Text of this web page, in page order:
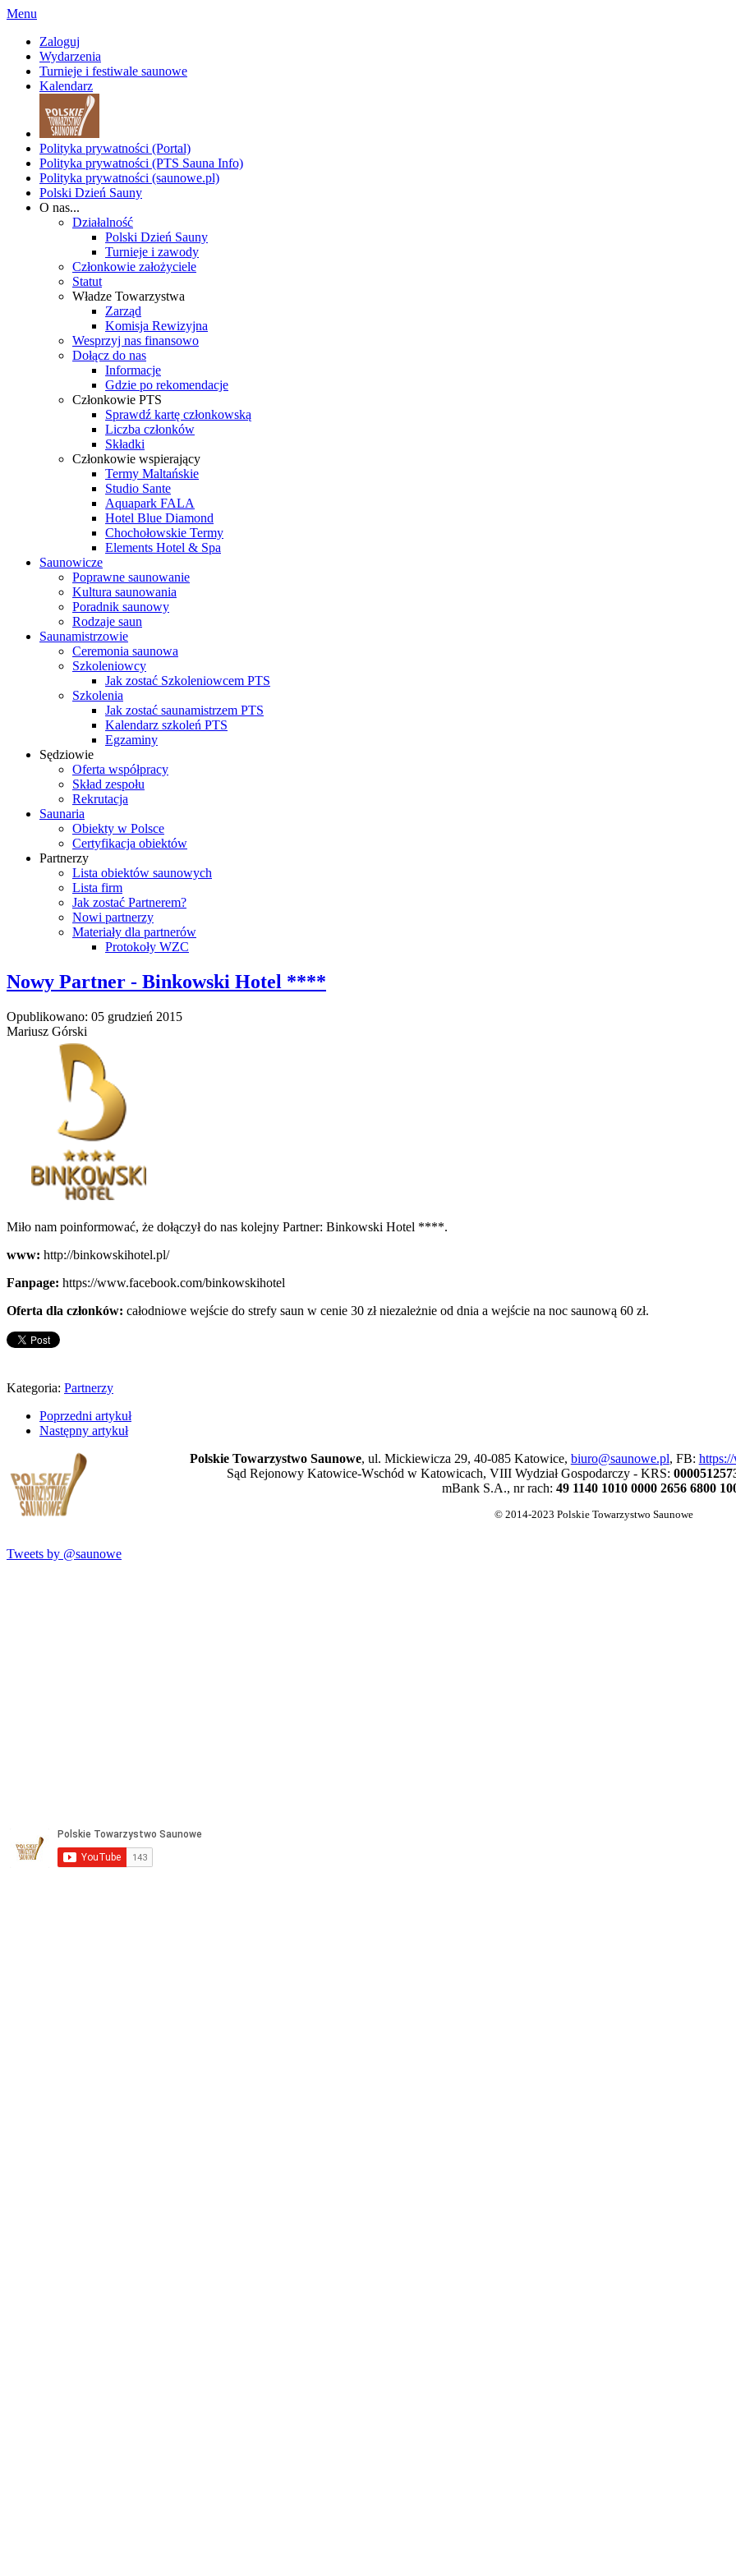
Menu
Zaloguj
Wydarzenia
Turnieje i festiwale saunowe
Kalendarz
Polityka prywatności (Portal)
Polityka prywatności (PTS Sauna Info)
Polityka prywatności (saunowe.pl)
Polski Dzień Sauny
O nas...
Działalność
Polski Dzień Sauny
Turnieje i zawody
Członkowie założyciele
Statut
Władze Towarzystwa
Zarząd
Komisja Rewizyjna
Wesprzyj nas finansowo
Dołącz do nas
Informacje
Gdzie po rekomendacje
Członkowie PTS
Sprawdź kartę członkowską
Liczba członków
Składki
Członkowie wspierający
Termy Maltańskie
Studio Sante
Aquapark FALA
Hotel Blue Diamond
Chochołowskie Termy
Elements Hotel & Spa
Saunowicze
Poprawne saunowanie
Kultura saunowania
Poradnik saunowy
Rodzaje saun
Saunamistrzowie
Ceremonia saunowa
Szkoleniowcy
Jak zostać Szkoleniowcem PTS
Szkolenia
Jak zostać saunamistrzem PTS
Kalendarz szkoleń PTS
Egzaminy
Sędziowie
Oferta współpracy
Skład zespołu
Rekrutacja
Saunaria
Obiekty w Polsce
Certyfikacja obiektów
Partnerzy
Lista obiektów saunowych
Lista firm
Jak zostać Partnerem?
Nowi partnerzy
Materiały dla partnerów
Protokoły WZC
Nowy Partner - Binkowski Hotel ****
Opublikowano: 05 grudzień 2015
Mariusz Górski
Miło nam poinformować, że dołączył do nas kolejny Partner: Binkowski Hotel ****.
www: http://binkowskihotel.pl/
Fanpage: https://www.facebook.com/binkowskihotel
Oferta dla członków: całodniowe wejście do strefy saun w cenie 30 zł niezależnie od dnia a wejście na noc saunową 60 zł.
Kategoria: Partnerzy
Poprzedni artykuł
Następny artykuł
Polskie Towarzystwo Saunowe, ul. Mickiewicza 29, 40-085 Katowice, biuro@saunowe.pl, FB:
Sąd Rejonowy Katowice-Wschód w Katowicach, VIII Wydział Gospodarczy - KRS:
mBank S.A., nr rach:49 1140 1010 0000 2656 6800
© 2014-2023 Polskie Towarzystwo Saunowe
Tweets by @saunowe